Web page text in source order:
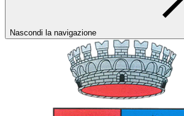
Nascondi la navigazione